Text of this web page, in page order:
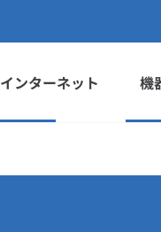
インターネット 機